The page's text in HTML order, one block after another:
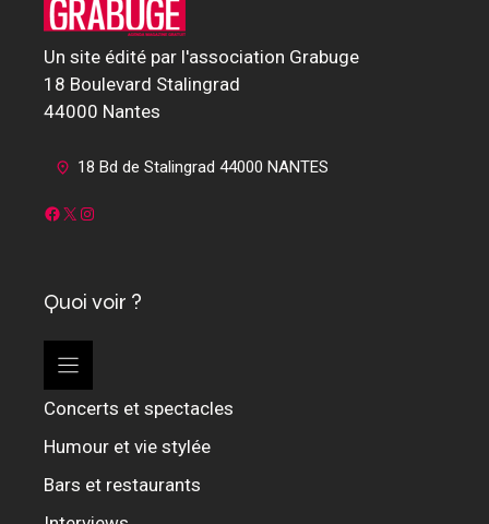
Un site édité par l'association Grabuge
18 Boulevard Stalingrad
44000 Nantes
18 Bd de Stalingrad 44000 NANTES
Facebook
X Instagram
Quoi voir ?
Concerts et spectacles
Humour et vie stylée
Bars et restaurants